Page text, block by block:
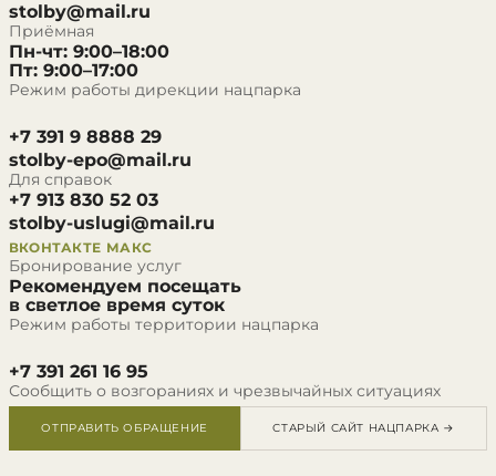
stolby@mail.ru
Приёмная
Пн-чт: 9:00–18:00
Пт: 9:00–17:00
Режим работы дирекции нацпарка
+7 391 9 8888 29
stolby-epo@mail.ru
Для справок
+7 913 830 52 03
stolby-uslugi@mail.ru
ВКОНТАКТЕ МАКС
Бронирование услуг
Рекомендуем посещать
в светлое время суток
Режим работы территории нацпарка
+7 391 261 16 95
Сообщить о возгораниях и чрезвычайных ситуациях
ОТПРАВИТЬ ОБРАЩЕНИЕ СТАРЫЙ САЙТ НАЦПАРКА →